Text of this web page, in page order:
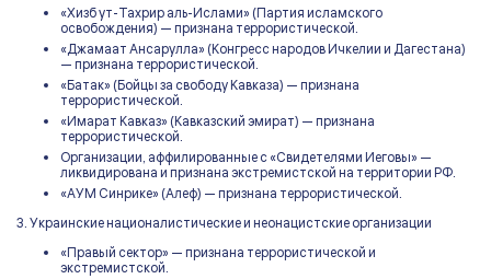
«Хизб ут-Тахрир аль-Ислами» (Партия исламского
освобождения) — признана террористической.
«Джамаат Ансарулла» (Конгресс народов Ичкелии и Дагестана)
— признана террористической.
«Батак» (Бойцы за свободу Кавказа) — признана
террористической.
«Имарат Кавказ» (Кавказский эмират) — признана
террористической.
Организации, аффилированные с «Свидетелями Иеговы» —
ликвидирована и признана экстремистской на территории РФ.
«АУМ Синрике» (Алеф) — признана террористической.
3. Украинские националистические и неонацистские организации
«Правый сектор» — признана террористической и
экстремистской.